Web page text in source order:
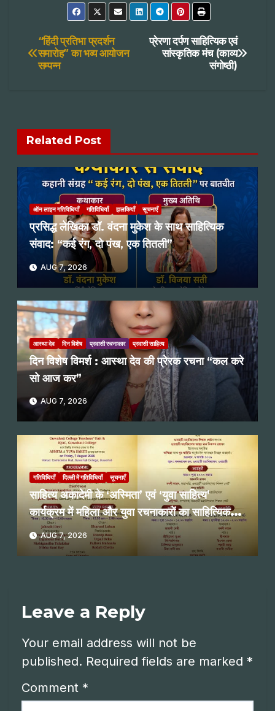
Post
navigation
प्रेरणा दर्पण साहित्यिक एवं
सांस्कृतिक मंच (काव्य
संगोष्ठी)
“हिंदी प्रतिभा प्रदर्शन
समारोह” का भव्य आयोजन
सम्पन्न
Related Post
ऑन लाइन गतिविधियाँ गतिविधियाँ झलकियाँ सूचनाएँ
प्रसिद्ध लेखिका डॉ. वंदना मुकेश के साथ साहित्यिक
संवाद: “कई रंग, दो पंख, एक तितली”
AUG 7, 2026
आस्था देव दिन विशेष प्रवासी रचनाकार प्रवासी साहित्य
दिन विशेष विमर्श : आस्था देव की प्रेरक रचना “कल करे
सो आज कर”
AUG 7, 2026
गतिविधियाँ दिल्ली में गतिविधियाँ सूचनाएँ
साहित्य अकादेमी के ‘अस्मिता’ एवं ‘युवा साहित्य’
कार्यक्रम में महिला और युवा रचनाकारों का साहित्यिक
पाठAUG 7, 2026
Leave a Reply
Your email address will not be
published. Required fields are marked *
Comment *